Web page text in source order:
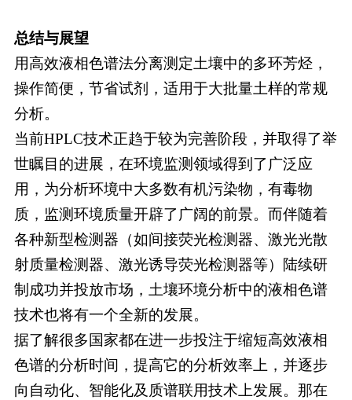
总结与展望
用高效液相色谱法分离测定土壤中的多环芳烃，
操作简便，节省试剂，适用于大批量土样的常规
分析。
当前HPLC技术正趋于较为完善阶段，并取得了举
世瞩目的进展，在环境监测领域得到了广泛应
用，为分析环境中大多数有机污染物，有毒物
质，监测环境质量开辟了广阔的前景。而伴随着
各种新型检测器（如间接荧光检测器、激光光散
射质量检测器、激光诱导荧光检测器等）陆续研
制成功并投放市场，土壤环境分析中的液相色谱
技术也将有一个全新的发展。
据了解很多国家都在进一步投注于缩短高效液相
色谱的分析时间，提高它的分析效率上，并逐步
向自动化、智能化及质谱联用技术上发展。那在